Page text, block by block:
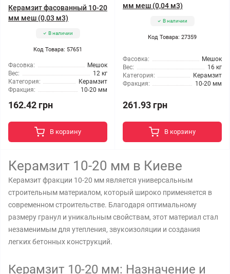
Керамзит фасованный 10-20
мм меш (0,03 м3)
В наличии
Код Товара: 57651
Фасовка:
Мешок
Вес:
12 кг
Категория:
Керамзит
Фракция:
10-20 мм
162.42 грн
В корзину
мм меш (0,04 м3)
В наличии
Код Товара: 27359
Фасовка:
Мешок
Вес:
16 кг
Категория:
Керамзит
Фракция:
10-20 мм
261.93 грн
В корзину
Керамзит 10-20 мм в Киеве
Керамзит фракции 10-20 мм является универсальным
строительным материалом, который широко применяется в
современном строительстве. Благодаря оптимальному
размеру гранул и уникальным свойствам, этот материал стал
незаменимым для утепления, звукоизоляции и создания
легких бетонных конструкций.
Керамзит 10-20 мм: Назначение и